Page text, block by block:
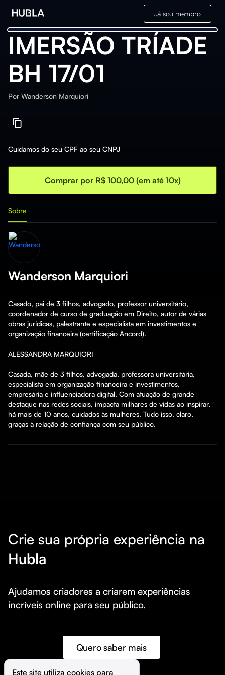
Já sou membro
IMERSÃO TRÍADE
BH 17/01
Por Wanderson Marquiori
Cuidamos do seu CPF ao seu CNPJ
Comprar por R$ 100,00 (em até 10x)
Sobre
Wanderson Marquiori
Casado, pai de 3 filhos, advogado, professor universitário,
coordenador de curso de graduação em Direito, autor de várias
obras jurídicas, palestrante e especialista em investimentos e
organização financeira (certificação Ancord).
ALESSANDRA MARQUIORI
Casada, mãe de 3 filhos, advogada, professora universitária,
especialista em organização financeira e investimentos,
empresária e influenciadora digital. Com atuação de grande
destaque nas redes sociais, impacta milhares de vidas ao inspirar,
há mais de 10 anos, cuidados às mulheres. Tudo isso, claro,
graças à relação de confiança com seu público.
Crie sua própria experiência na
Hubla
Ajudamos criadores a criarem experiências
incríveis online para seu público.
Quero saber mais
Este site utiliza cookies para